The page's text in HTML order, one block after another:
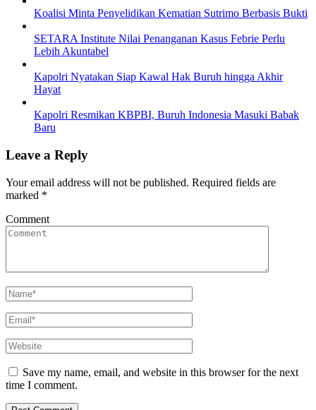
Koalisi Minta Penyelidikan Kematian Sutrimo Berbasis Bukti
SETARA Institute Nilai Penanganan Kasus Febrie Perlu
Lebih Akuntabel
Kapolri Nyatakan Siap Kawal Hak Buruh hingga Akhir
Hayat
Kapolri Resmikan KBPBI, Buruh Indonesia Masuki Babak
Baru
Leave a Reply
Your email address will not be published. Required fields are
marked *
Comment
Save my name, email, and website in this browser for the next
time I comment.